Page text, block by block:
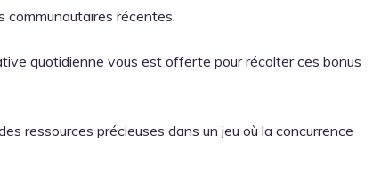
communautaires récentes.
quotidienne vous est offerte pour récolter ces bonus
ressources précieuses dans un jeu où la concurrence